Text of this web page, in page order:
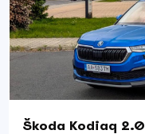
Škoda Kodiaq